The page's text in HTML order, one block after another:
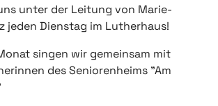
unter der Leitung von Marie-
jeden Dienstag im Lutherhaus!
singen wir gemeinsam mit
des Seniorenheims "Am